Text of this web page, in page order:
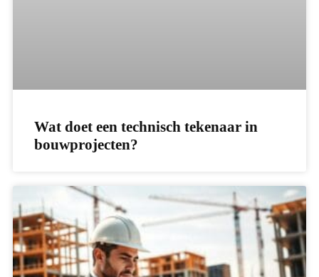
Wat doet een technisch tekenaar in
bouwprojecten?